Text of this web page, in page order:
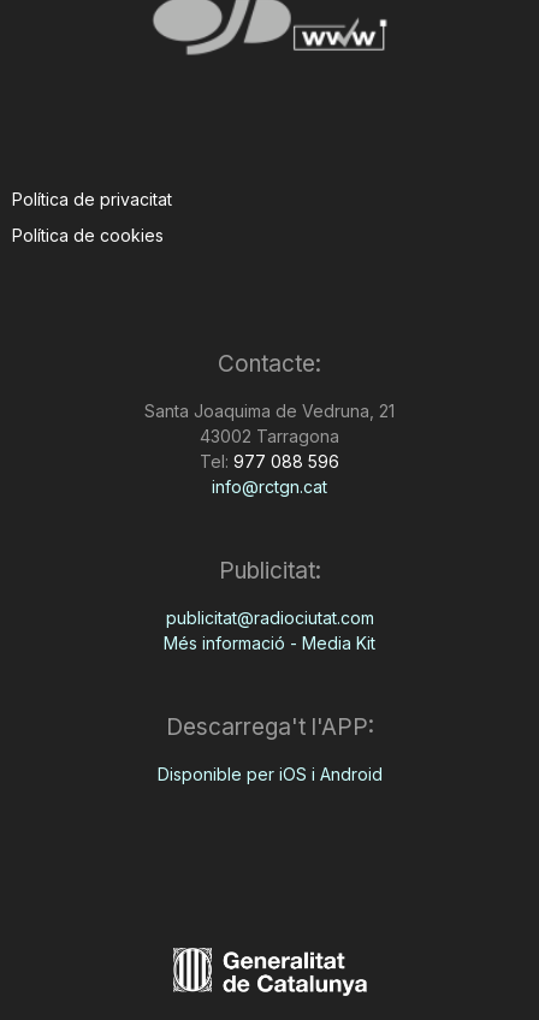
Política de privacitat
Política de cookies
Contacte:
Santa Joaquima de Vedruna, 21
43002 Tarragona
Tel: 977 088 596
info@rctgn.cat
Publicitat:
publicitat@radiociutat.com
Més informació - Media Kit
Descarrega't l'APP:
Disponible per iOS i Android